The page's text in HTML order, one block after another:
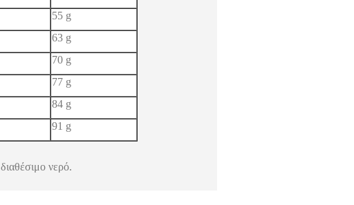
55 g
63 g
70 g
77 g
84 g
91 g
νερό.